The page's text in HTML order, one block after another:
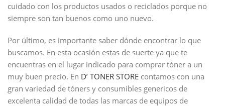
cuidado con los productos usados o reciclados porque no
siempre son tan buenos como uno nuevo.
Por último, es importante saber dónde encontrar lo que
buscamos. En esta ocasión estas de suerte ya que te
encuentras en el lugar indicado para comprar tóner a un
muy buen precio. En D’ TONER STORE contamos con una
gran variedad de tóners y consumibles genericos de
excelenta calidad de todas las marcas de equipos de